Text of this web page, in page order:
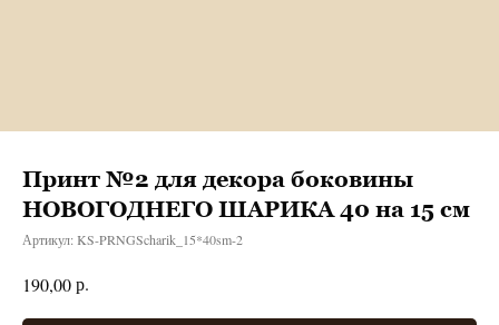
Принт №2 для декора боковины
НОВОГОДНЕГО ШАРИКА 40 на 15 см
Артикул: KS-PRNGScharik_15*40sm-2
190,00р.